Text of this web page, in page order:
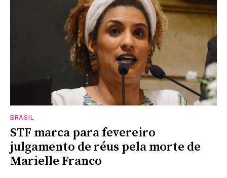
BRASIL
STF marca para fevereiro
julgamento de réus pela morte de
Marielle Franco